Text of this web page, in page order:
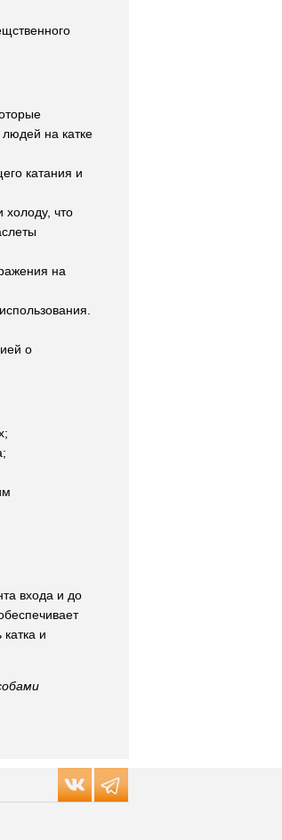
людей на катке
катания и
холоду, что
на
о
входа и до
и